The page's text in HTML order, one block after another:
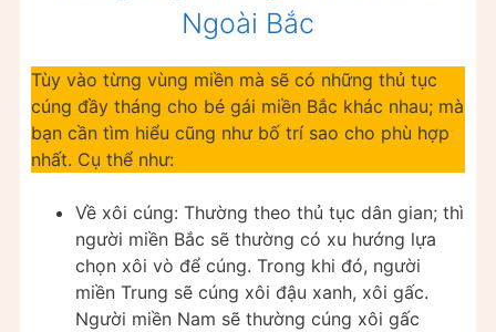
Ngoài Bắc
Tùy vào từng vùng miền mà sẽ có những thủ tục
cúng đầy tháng cho bé gái miền Bắc khác nhau; mà
bạn cần tìm hiểu cũng như bố trí sao cho phù hợp
nhất. Cụ thể như:
Về xôi cúng: Thường theo thủ tục dân gian; thì
người miền Bắc sẽ thường có xu hướng lựa
chọn xôi vò để cúng. Trong khi đó, người
miền Trung sẽ cúng xôi đậu xanh, xôi gấc.
Người miền Nam sẽ thường cúng xôi gấc